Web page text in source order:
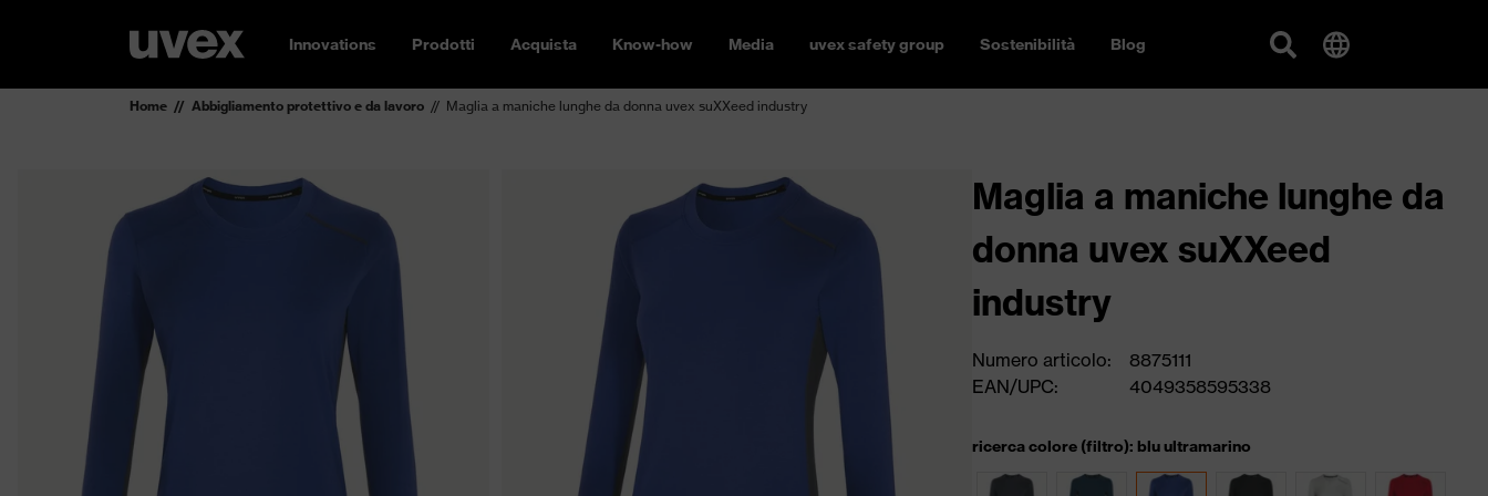
Innovations Prodotti Acquista Know-how Media uvex safety group Sostenibilità Blog
Home Abbigliamento protettivo e da lavoro Maglia a maniche lunghe da donna uvex suXXeed industry
Maglia a maniche lunghe da
donna uvex suXXeed
industry
Numero articolo:
8875111
EAN/UPC:
4049358595338
ricerca colore (filtro): blu ultramarino